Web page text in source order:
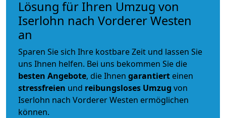
Lösung für Ihren Umzug von
Iserlohn nach Vorderer Westen
an
Sparen Sie sich Ihre kostbare Zeit und lassen Sie
uns Ihnen helfen. Bei uns bekommen Sie die
besten Angebote, die Ihnen garantiert einen
stressfreien und reibungsloses Umzug von
Iserlohn nach Vorderer Westen ermöglichen
können.